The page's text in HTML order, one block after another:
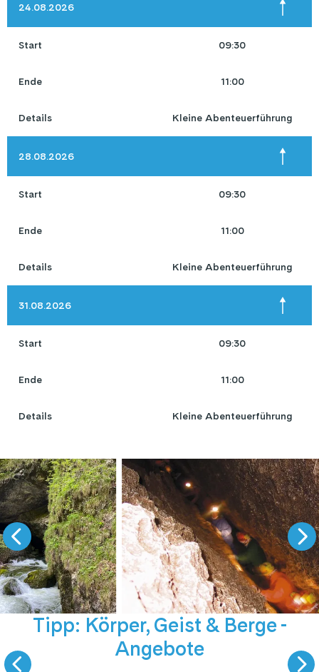
24.08.2026
Start 09:30
Ende 11:00
Details Kleine Abenteuerführung
28.08.2026
Start 09:30
Ende 11:00
Details Kleine Abenteuerführung
31.08.2026
Start 09:30
Ende 11:00
Details Kleine Abenteuerführung
Tipp: Körper, Geist & Berge -
Angebote
NEUE Angebote
KÖRPER, GEIST UND
5. September
LIVE PODCAST -
GAST ZU